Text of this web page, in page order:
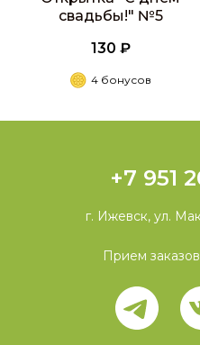
свадьбы!" №5
130 ₽
4 бонусов
+7 951
г. Ижевск, ул.
Прием